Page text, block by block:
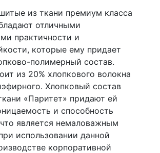
из ткани премиум класса
отличными
практичности и
которые ему придает
полимерный состав.
из 20% хлопкового волокна
Хлопковый состав
«Паритет» придают ей
и способность
является немаловажным
использовании данной
корпоративной